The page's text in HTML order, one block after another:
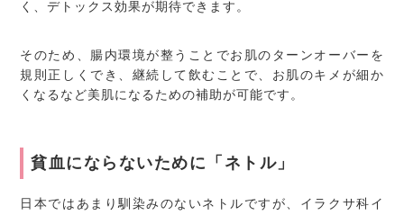
く、デトックス効果が期待できます。
そのため、腸内環境が整うことでお肌のターンオーバーを
規則正しくでき、継続して飲むことで、お肌のキメが細か
くなるなど美肌になるための補助が可能です。
貧血にならないために「ネトル」
日本ではあまり馴染みのないネトルですが、イラクサ科イ